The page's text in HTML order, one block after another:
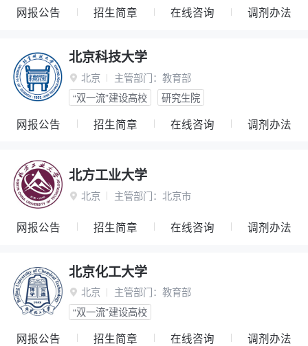
网报公告 招生简章 在线咨询 调剂办法
北京科技大学
 北京 主管部门： 教育部
“双一流”建设高校
研究生院
网报公告 招生简章 在线咨询 调剂办法
北方工业大学
 北京 主管部门： 北京市
网报公告 招生简章 在线咨询 调剂办法
北京化工大学
 北京 主管部门： 教育部
“双一流”建设高校
网报公告 招生简章 在线咨询 调剂办法